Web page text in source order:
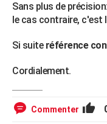
Sans plus de
le cas contraire, c'est
Si suiteréférence
Cordialement.
Commenter